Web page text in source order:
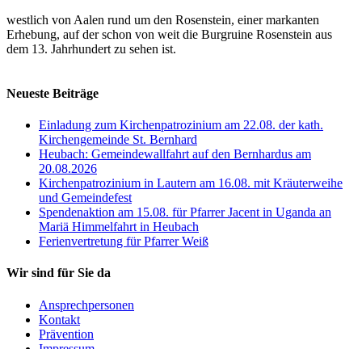
westlich von Aalen rund um den Rosenstein, einer markanten
Erhebung, auf der schon von weit die Burgruine Rosenstein aus
dem 13. Jahrhundert zu sehen ist.
Neueste Beiträge
Einladung zum Kirchenpatrozinium am 22.08. der kath.
Kirchengemeinde St. Bernhard
Heubach: Gemeindewallfahrt auf den Bernhardus am
20.08.2026
Kirchenpatrozinium in Lautern am 16.08. mit Kräuterweihe
und Gemeindefest
Spendenaktion am 15.08. für Pfarrer Jacent in Uganda an
Mariä Himmelfahrt in Heubach
Ferienvertretung für Pfarrer Weiß
Wir sind für Sie da
Ansprechpersonen
Kontakt
Prävention